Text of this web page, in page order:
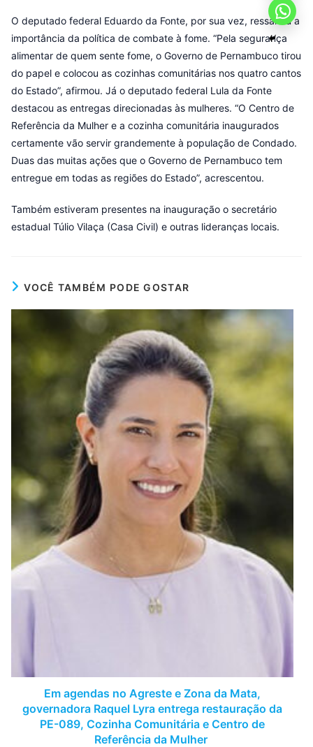
O deputado federal Eduardo da Fonte, por sua vez, ressaltou a
importância da política de combate à fome. “Pela segurança
alimentar de quem sente fome, o Governo de Pernambuco tirou
do papel e colocou as cozinhas comunitárias nos quatro cantos
do Estado”, afirmou. Já o deputado federal Lula da Fonte
destacou as entregas direcionadas às mulheres. “O Centro de
Referência da Mulher e a cozinha comunitária inaugurados
certamente vão servir grandemente à população de Condado.
Duas das muitas ações que o Governo de Pernambuco tem
entregue em todas as regiões do Estado”, acrescentou.
Também estiveram presentes na inauguração o secretário
estadual Túlio Vilaça (Casa Civil) e outras lideranças locais.
VOCÊ TAMBÉM PODE GOSTAR
Em agendas no Agreste e Zona da Mata,
governadora Raquel Lyra entrega restauração da
PE-089, Cozinha Comunitária e Centro de
Referência da Mulher